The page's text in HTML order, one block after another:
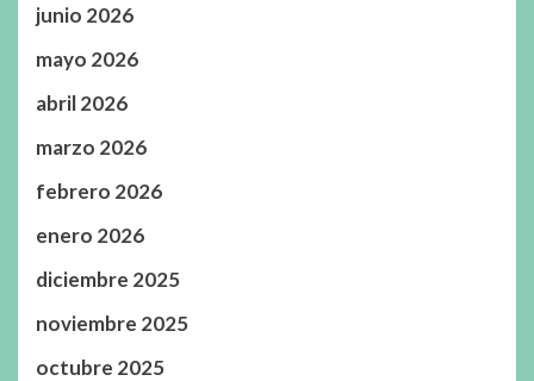
junio 2026
mayo 2026
abril 2026
marzo 2026
febrero 2026
enero 2026
diciembre 2025
noviembre 2025
octubre 2025